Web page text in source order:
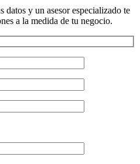
datos y un asesor especializado te
a la medida de tu negocio.